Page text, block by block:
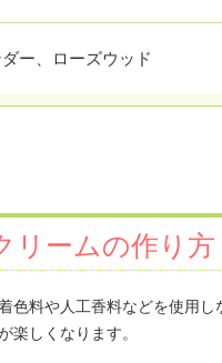
ー、ローズウッド
リームの作り方
色料や人工香料などを使用
楽しくなります。